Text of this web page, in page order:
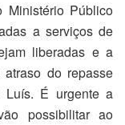
Ministério Público
a serviços de
liberadas e a
do repasse
Luís. É urgente a
possibilitar ao